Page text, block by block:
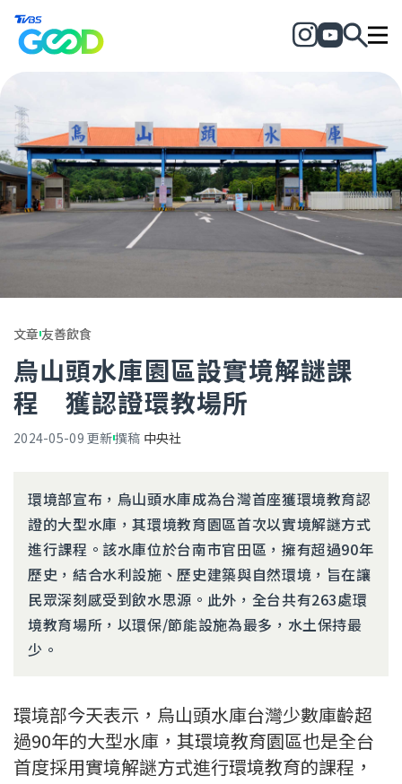
文章友善飲食
烏山頭水庫園區設實境解謎課
程 獲認證環教場所
2024-05-09 更新撰稿 中央社
環境部宣布，烏山頭水庫成為台灣首座獲環境教育認
證的大型水庫，其環境教育園區首次以實境解謎方式
進行課程。該水庫位於台南市官田區，擁有超過90年
歷史，結合水利設施、歷史建築與自然環境，旨在讓
民眾深刻感受到飲水思源。此外，全台共有263處環
境教育場所，以環保/節能設施為最多，水土保持最
少。
環境部今天表示，烏山頭水庫台灣少數庫齡超
過90年的大型水庫，其環境教育園區也是全台
首度採用實境解謎方式進行環境教育的課程，